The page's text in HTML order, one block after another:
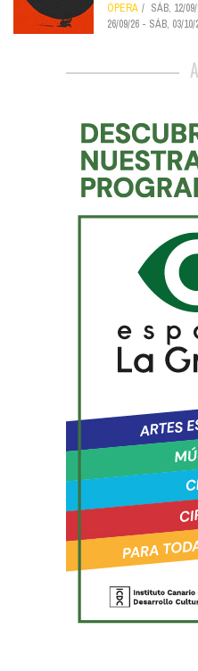
ÓPERA SÁB, 12/
26/09/26 - SÁB, 03/10/